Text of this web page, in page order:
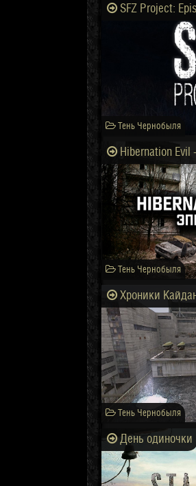
SFZ Project:
Тень Чернобыля
Hibernation Evil -
Тень Чернобыля
Хроники
Тень Чернобыля
День одиночки